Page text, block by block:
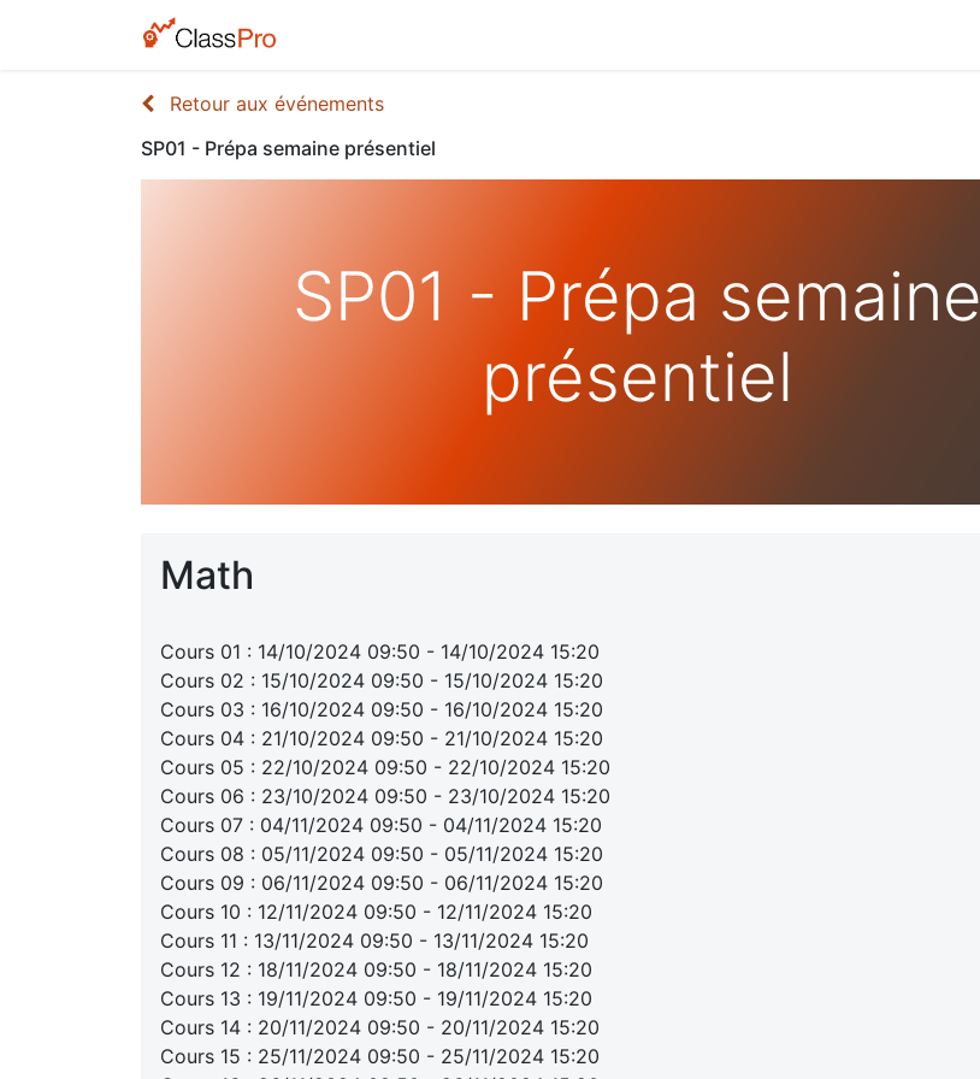
Retour aux événements
SP01 - Prépa semaine présentiel
SP01 - Prépa semaine
présentiel
Math
Cours 01 : 14/10/2024 09:50 - 14/10/2024 15:20
Cours 02 : 15/10/2024 09:50 - 15/10/2024 15:20
Cours 03 : 16/10/2024 09:50 - 16/10/2024 15:20
Cours 04 : 21/10/2024 09:50 - 21/10/2024 15:20
Cours 05 : 22/10/2024 09:50 - 22/10/2024 15:20
Cours 06 : 23/10/2024 09:50 - 23/10/2024 15:20
Cours 07 : 04/11/2024 09:50 - 04/11/2024 15:20
Cours 08 : 05/11/2024 09:50 - 05/11/2024 15:20
Cours 09 : 06/11/2024 09:50 - 06/11/2024 15:20
Cours 10 : 12/11/2024 09:50 - 12/11/2024 15:20
Cours 11 : 13/11/2024 09:50 - 13/11/2024 15:20
Cours 12 : 18/11/2024 09:50 - 18/11/2024 15:20
Cours 13 : 19/11/2024 09:50 - 19/11/2024 15:20
Cours 14 : 20/11/2024 09:50 - 20/11/2024 15:20
Cours 15 : 25/11/2024 09:50 - 25/11/2024 15:20